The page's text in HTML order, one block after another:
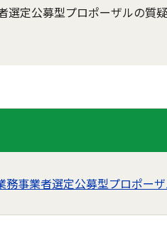
選定公募型プロポーザルの
事業者選定公募型プロポー